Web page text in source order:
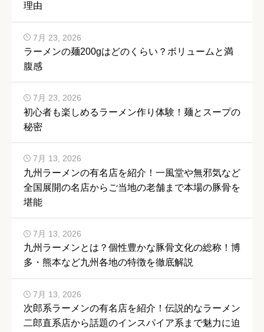
理由
ラーメンの麺200gはどのくらい？ボリュームと満
腹感
7月 23, 2026
初心者も楽しめるラーメン作り体験！麺とスープの
秘密
7月 23, 2026
九州ラーメンの有名店を紹介！一風堂や無邪気など
全国展開の名店からご当地の老舗まで本場の豚骨を
堪能
7月 13, 2026
九州ラーメンとは？個性豊かな豚骨文化の総称！博
多・熊本など九州各地の特徴を徹底解説
7月 13, 2026
次郎系ラーメンの有名店を紹介！伝説的なラーメン
二郎直系店から話題のインスパイア系まで魅力に迫
7月 13, 2026